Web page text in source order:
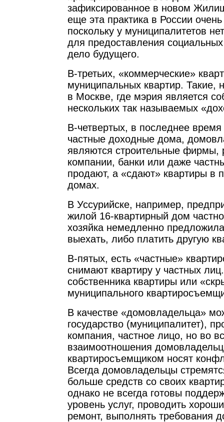
зафиксированное в новом
еще эта практика в России
поскольку у муниципалитетов
для предоставления
дело будущего.
В-третьих, «коммерческие»
муниципальных квартир. Такие,
в Москве, где мэрия является
нескольких так называемых
В-четвертых, в последнее
частные доходные дома,
являются строительные фирмы,
компании, банки или даже
продают, а «сдают» квартиры в
домах.
В Уссурийске, например,
жилой 16-квартирный дом
хозяйка немедленно
выехать, либо платить другую
В-пятых, есть «частные»
снимают квартиру у частных
собственника квартиры или
муниципального
В качестве «домовладельца»
государство (муниципалитет),
компания, частное лицо, но во
взаимоотношения
квартиросъемщиком носят
Всегда домовладельцы
больше средств со своих
однако не всегда готовы
уровень услуг, проводить
ремонт, выполнять требования